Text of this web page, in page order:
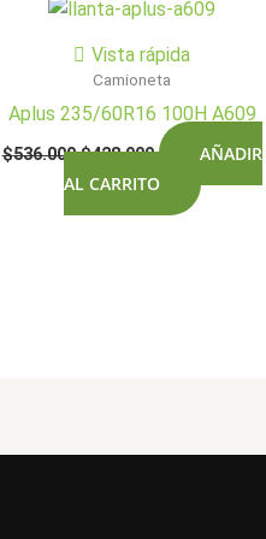
Vista rápida
Camioneta
Aplus 235/60R16 100H A609
$536.000El
original
era:
$428.900El
actual
es:
AÑADIR
AL CARRITO